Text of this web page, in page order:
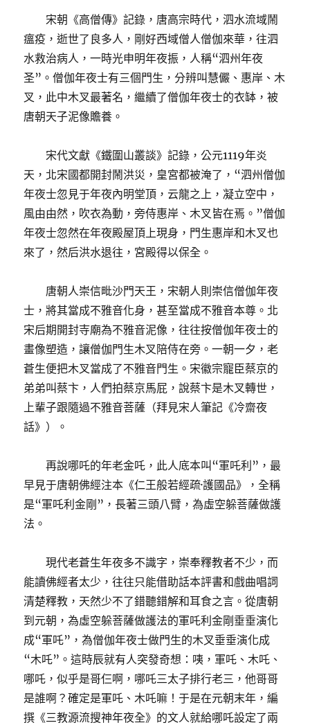
宋朝《高僧傳》記錄，唐高宗時代，泗水流域鬧
瘟疫，逝世了良多人，剛好西域僧人僧伽來華，往泗
水救治病人，一時光申明年夜振，人稱“泗州年夜
圣”。僧伽年夜士有三個門生，分辨叫慧儼、惠岸、木
叉，此中木叉最著名，繼續了僧伽年夜士的衣缽，被
唐朝天子泥像贍養。
宋代文獻《鐵圍山叢談》記錄，公元1119年炎
天，北宋國都開封鬧洪災，皇宮都被淹了，“泗州僧伽
年夜士忽見于年夜內明堂頂，云龍之上，凝立空中，
風由由然，吹衣為動，旁侍惠岸、木叉皆在焉。”僧伽
年夜士忽然在年夜殿屋頂上現身，門生惠岸和木叉也
來了，然后洪水退往，宮殿得以保全。
唐朝人崇信毗沙門天王，宋朝人則崇信僧伽年夜
士，將其當成不雅音化身，甚至當成不雅音本尊。北
宋后期開封寺廟為不雅音泥像，往往按僧伽年夜士的
畫像塑造，讓僧伽門生木叉陪侍在旁。一朝一夕，老
蒼生便把木叉當成了不雅音門生。宋徽宗寵臣蔡京的
弟弟叫蔡卞，人們拍蔡京馬屁，說蔡卞是木叉轉世，
上輩子跟隨過不雅音菩薩（拜見宋人筆記《冷齋夜
話》）。
再說哪吒的年老金吒，此人底本叫“軍吒利”，最
早見于唐朝佛經注本《仁王般若經疏·護國品》，全稱
是“軍吒利金剛”，長著三頭八臂，為虛空躲菩薩做護
法。
現代老蒼生年夜多不識字，崇奉釋教者不少，而
能讀佛經者太少，往往只能借助話本評書和戲曲唱詞
清楚釋教，天然少不了錯聽錯解和耳食之言。從唐朝
到元朝，為虛空躲菩薩做護法的軍吒利金剛垂垂演化
成“軍吒”，為僧伽年夜士做門生的木叉垂垂演化成
“木吒”。這時辰就有人突發奇想：咦，軍吒、木吒、
哪吒，似乎是哥仨啊，哪吒三太子排行老三，他哥哥
是誰啊？確定是軍吒、木吒嘛！于是在元朝末年，編
撰《三教源流搜神年夜全》的文人就給哪吒設定了兩